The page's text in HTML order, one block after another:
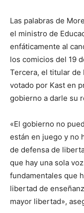
Las palabras de
el ministro de
enfáticamente al
los comicios del 19
Tercera, el titular de
votado por Kast en
gobierno a darle su
«El gobierno no
están en juego y no
de defensa de
que hay una sola
fundamentales que
libertad de
mayor libertad»,